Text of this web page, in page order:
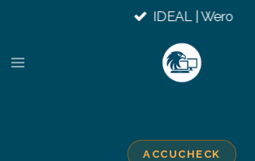
naar
IDEAL | Wero
ACCUCHECK